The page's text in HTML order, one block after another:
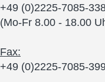
+49 (0)2225-7085-
(Mo-Fr 8.00 - 18.00
Fax:
+49 (0)2225-7085-